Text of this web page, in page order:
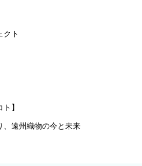
クト
】
、遠州織物の今と未来